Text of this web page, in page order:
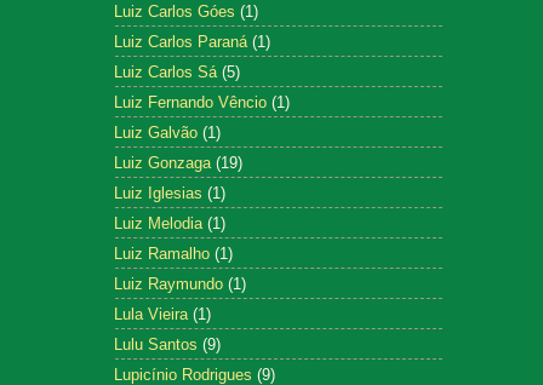
Luiz Carlos Góes (1)
Luiz Carlos Paraná (1)
Luiz Carlos Sá (5)
Luiz Fernando Vêncio (1)
Luiz Galvão (1)
Luiz Gonzaga (19)
Luiz Iglesias (1)
Luiz Melodia (1)
Luiz Ramalho (1)
Luiz Raymundo (1)
Lula Vieira (1)
Lulu Santos (9)
Lupicínio Rodrigues (9)